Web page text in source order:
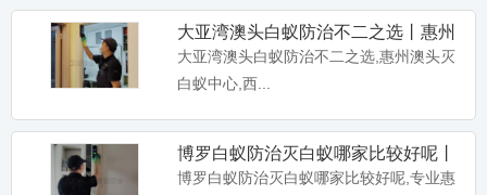
大亚湾澳头白蚁防治不二之选丨惠州
澳头灭白蚁中心
大亚湾澳头白蚁防治不二之选,惠州澳头灭
白蚁中心,西...
博罗白蚁防治灭白蚁哪家比较好呢丨
专业惠州博罗白蚁消杀公司电
博罗白蚁防治灭白蚁哪家比较好呢,专业惠